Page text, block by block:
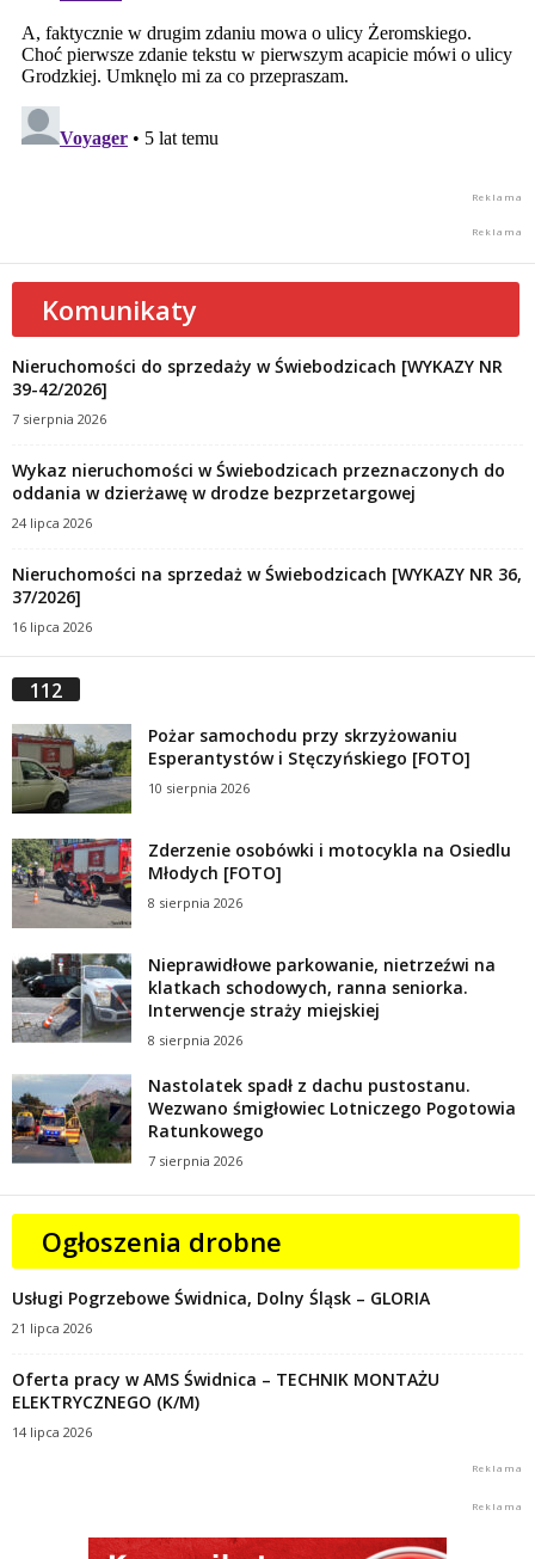
Komunikaty
Nieruchomości do sprzedaży w Świebodzicach [WYKAZY NR
39-42/2026]
7 sierpnia 2026
Wykaz nieruchomości w Świebodzicach przeznaczonych do
oddania w dzierżawę w drodze bezprzetargowej
24 lipca 2026
Nieruchomości na sprzedaż w Świebodzicach [WYKAZY NR 36,
37/2026]
16 lipca 2026
112
Pożar samochodu przy skrzyżowaniu
Esperantystów i Stęczyńskiego [FOTO]
10 sierpnia 2026
Zderzenie osobówki i motocykla na Osiedlu
Młodych [FOTO]
8 sierpnia 2026
Nieprawidłowe parkowanie, nietrzeźwi na
klatkach schodowych, ranna seniorka.
Interwencje straży miejskiej
8 sierpnia 2026
Nastolatek spadł z dachu pustostanu.
Wezwano śmigłowiec Lotniczego Pogotowia
Ratunkowego
7 sierpnia 2026
Ogłoszenia drobne
Usługi Pogrzebowe Świdnica, Dolny Śląsk – GLORIA
21 lipca 2026
Oferta pracy w AMS Świdnica – TECHNIK MONTAŻU
ELEKTRYCZNEGO (K/M)
14 lipca 2026